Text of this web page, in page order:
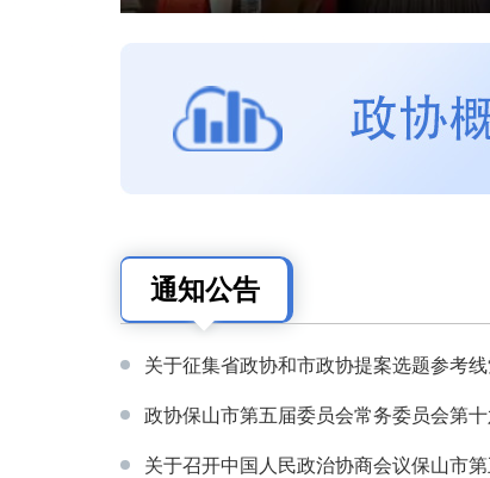
通知公告
关于征集省政协和市政协提案选题参考
政协保山市第五届委员会常务委员会第
关于召开中国人民政治协商会议保山市